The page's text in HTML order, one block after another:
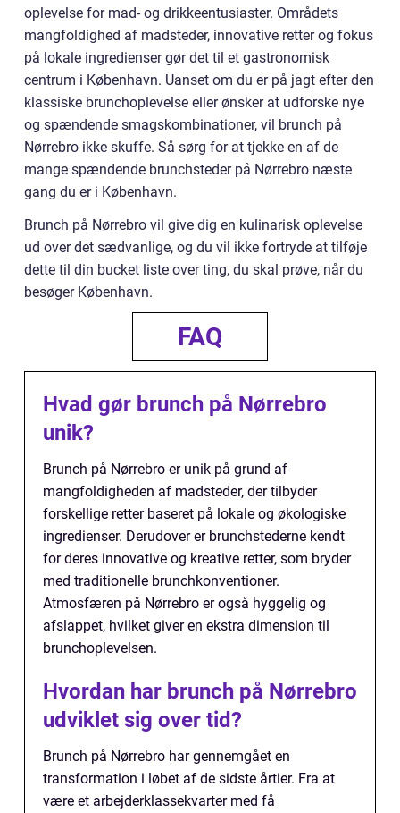
oplevelse for mad- og drikkeentusiaster. Områdets
mangfoldighed af madsteder, innovative retter og fokus
på lokale ingredienser gør det til et gastronomisk
centrum i København. Uanset om du er på jagt efter den
klassiske brunchoplevelse eller ønsker at udforske nye
og spændende smagskombinationer, vil brunch på
Nørrebro ikke skuffe. Så sørg for at tjekke en af de
mange spændende brunchsteder på Nørrebro næste
gang du er i København.
Brunch på Nørrebro vil give dig en kulinarisk oplevelse
ud over det sædvanlige, og du vil ikke fortryde at tilføje
dette til din bucket liste over ting, du skal prøve, når du
besøger København.
FAQ
Hvad gør brunch på Nørrebro
unik?
Brunch på Nørrebro er unik på grund af
mangfoldigheden af madsteder, der tilbyder
forskellige retter baseret på lokale og økologiske
ingredienser. Derudover er brunchstederne kendt
for deres innovative og kreative retter, som bryder
med traditionelle brunchkonventioner.
Atmosfæren på Nørrebro er også hyggelig og
afslappet, hvilket giver en ekstra dimension til
brunchoplevelsen.
Hvordan har brunch på Nørrebro
udviklet sig over tid?
Brunch på Nørrebro har gennemgået en
transformation i løbet af de sidste årtier. Fra at
være et arbejderklassekvarter med få